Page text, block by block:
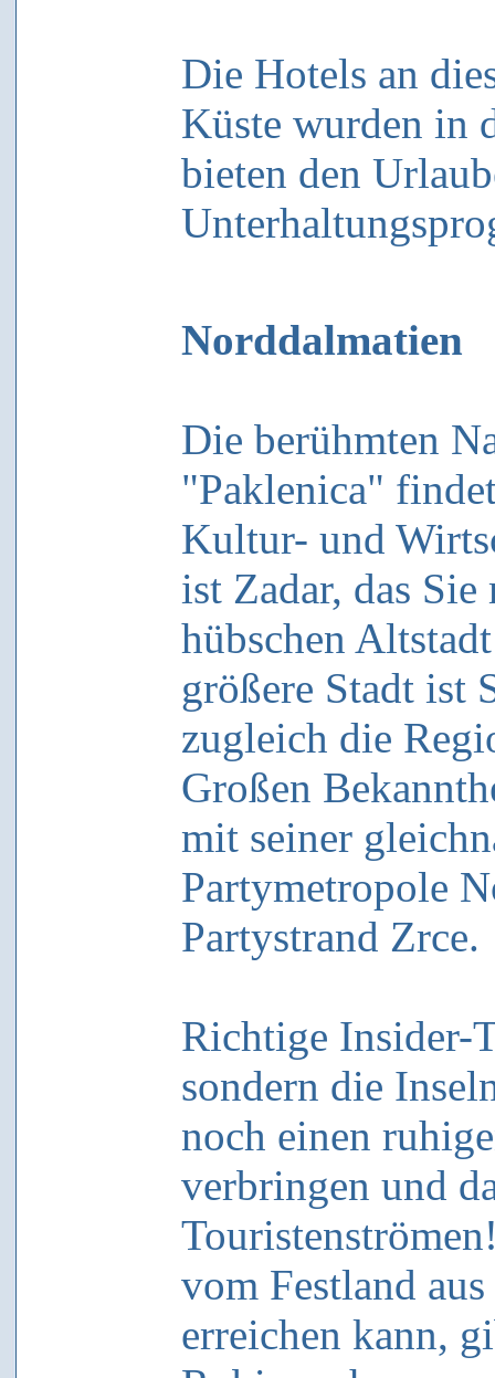
Die Hotels an
Küste wurden in
bieten den
Norddalmatien
Die berühmten
"Paklenica"
Kultur- und
ist Zadar, das
hübschen
größere Stadt ist
zugleich die
Großen
mit seiner
Partymetropole
Partystrand Zrce.
Richtige Insider-
sondern die
noch einen
verbringen und
vom Festland
erreichen kann,